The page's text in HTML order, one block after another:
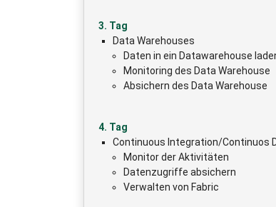
3. Tag
Data Warehouses
Daten in ein Datawarehouse
Monitoring des Data Warehouse
Absichern des Data Warehouse
4. Tag
Continuous Integration/Continuos
Monitor der Aktivitäten
Datenzugriffe absichern
Verwalten von Fabric